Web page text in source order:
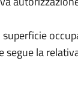
superficie
segue la